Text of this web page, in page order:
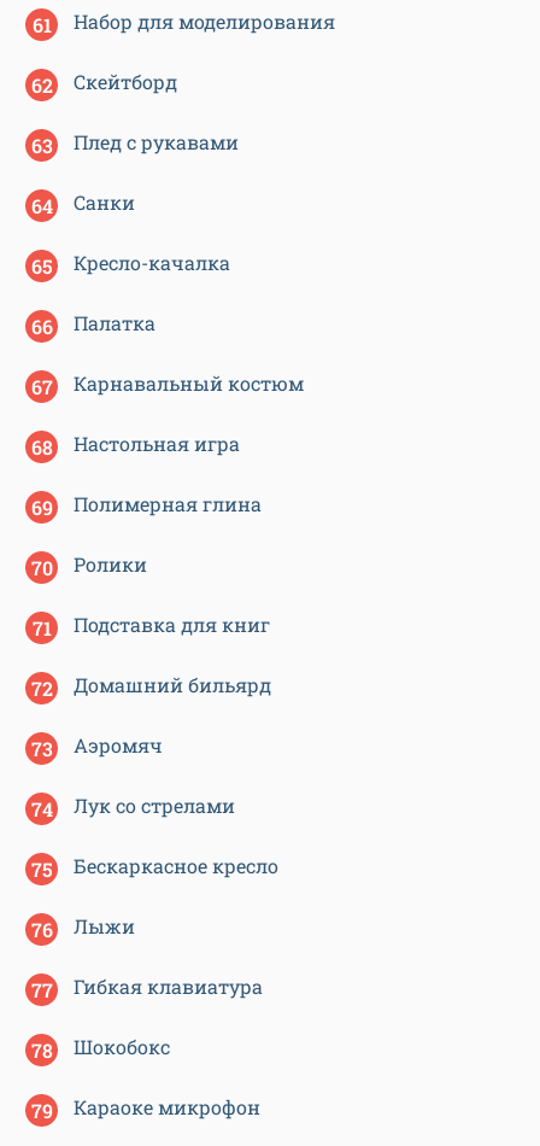
Набор для моделирования
Скейтборд
Плед с рукавами
Санки
Кресло-качалка
Палатка
Карнавальный костюм
Настольная игра
Полимерная глина
Ролики
Подставка для книг
Домашний бильярд
Аэромяч
Лук со стрелами
Бескаркасное кресло
Лыжи
Гибкая клавиатура
Шокобокс
Караоке микрофон